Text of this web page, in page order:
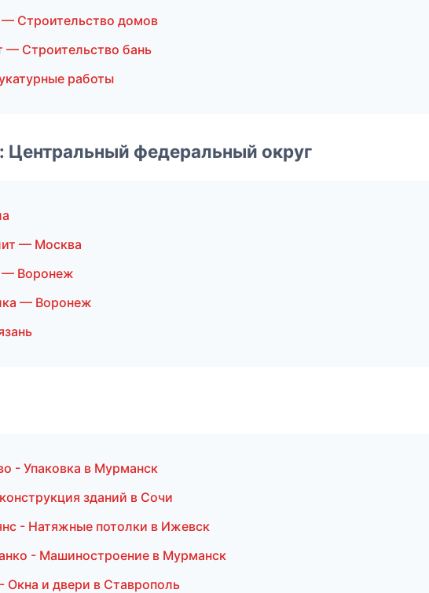
Строительство домов
— Строительство бань
работы
Центральный федеральный округ
— Москва
— Воронеж
— Воронеж
- Упаковка в Мурманск
зданий в Сочи
- Натяжные потолки в Ижевск
- Машиностроение в Мурманск
и двери в Ставрополь